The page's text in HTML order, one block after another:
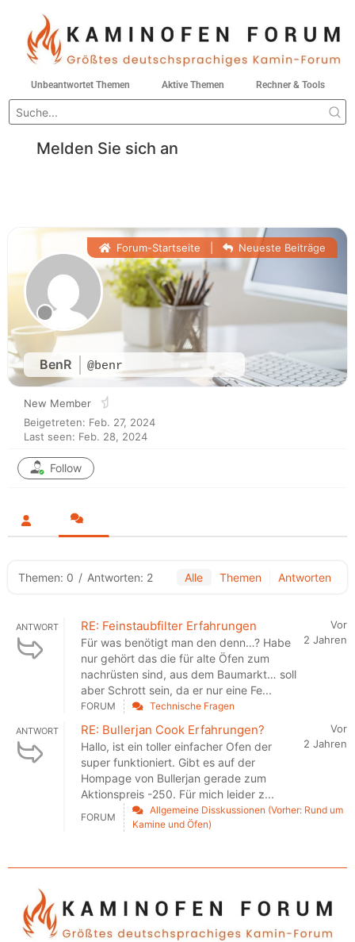
Unbeantwortet Themen Aktive Themen Rechner & Tools
Melden Sie sich an
BenR @benr
Forum-Startseite Neueste Beiträge
New Member
Beigetreten: Feb. 27, 2024
Last seen: Feb. 28, 2024
Follow
Themen: 0 / Antworten: 2 Alle Themen Antworten
ANTWORT RE: Feinstaubfilter Erfahrungen
Für was benötigt man den denn…? Habe
nur gehört das die für alte Öfen zum
nachrüsten sind, aus dem Baumarkt… soll
aber Schrott sein, da er nur eine Fe...
Vor
2 Jahren
FORUM Technische Fragen
ANTWORT RE: Bullerjan Cook Erfahrungen?
Hallo, ist ein toller einfacher Ofen der
super funktioniert. Gibt es auf der
Hompage von Bullerjan gerade zum
Aktionspreis -250. Für mich leider z...
Vor
2 Jahren
FORUM
Allgemeine Disskussionen (Vorher: Rund um
Kamine und Öfen)